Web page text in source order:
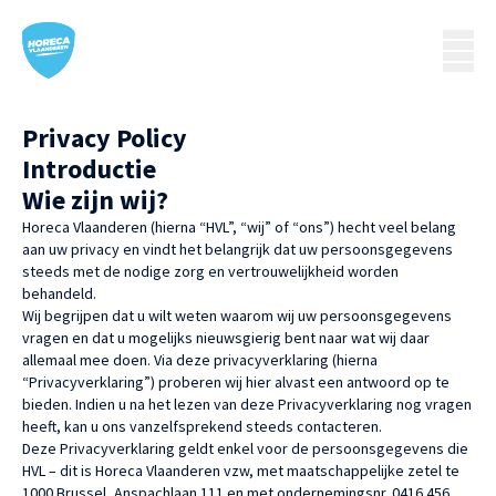
Privacy Policy
Introductie
Wie zijn wij?
Horeca Vlaanderen (hierna “HVL”, “wij” of “ons”) hecht veel belang
aan uw privacy en vindt het belangrijk dat uw persoonsgegevens
steeds met de nodige zorg en vertrouwelijkheid worden
behandeld.
Wij begrijpen dat u wilt weten waarom wij uw persoonsgegevens
vragen en dat u mogelijks nieuwsgierig bent naar wat wij daar
allemaal mee doen. Via deze privacyverklaring (hierna
“Privacyverklaring”) proberen wij hier alvast een antwoord op te
bieden. Indien u na het lezen van deze Privacyverklaring nog vragen
heeft, kan u ons vanzelfsprekend steeds contacteren.
Deze Privacyverklaring geldt enkel voor de persoonsgegevens die
HVL – dit is Horeca Vlaanderen vzw, met maatschappelijke zetel te